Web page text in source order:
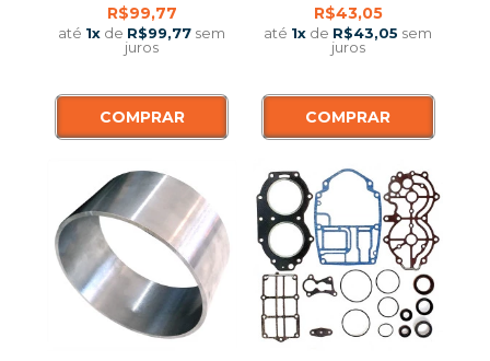
TEMPOS
R$99,77
até 1x de R$99,77 sem
juros
COMPRAR
R$43,05
até 1x de R$43,05 sem
juros
COMPRAR